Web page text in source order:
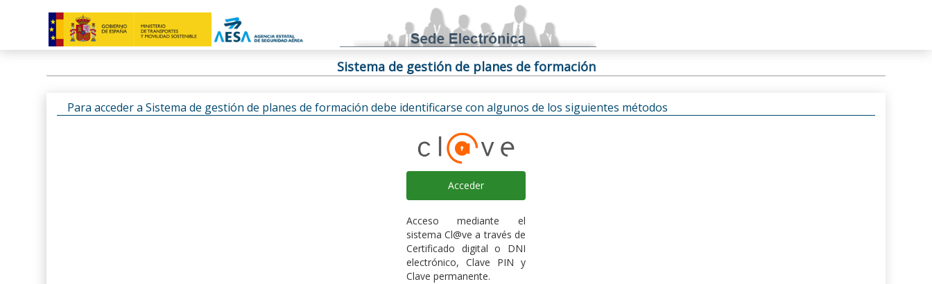
Sistema de gestión de planes de formación
Para acceder a Sistema de gestión de planes de formación debe identificarse con algunos de los siguientes métodos
Acceder
Acceso mediante el
sistema Cl@ve a través de
Certificado digital o DNI
electrónico, Clave PIN y
Clave permanente.